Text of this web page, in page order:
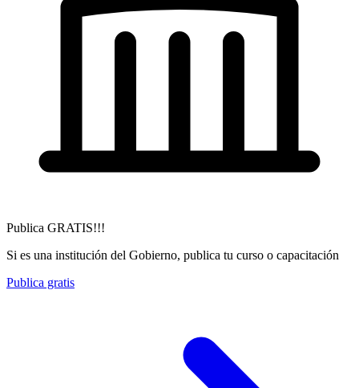
Publica GRATIS!!!
Si es una institución del Gobierno, publica tu curso o capacitación
Publica gratis